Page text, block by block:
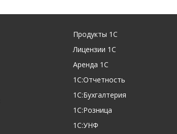
Продукты 1С
Лицензии 1С
Аренда 1С
1С:Отчетность
1С:Бухгалтерия
1С:Розница
1С:УНФ